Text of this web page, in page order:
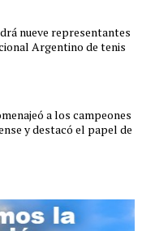
nueve representantes
Argentino de tenis
a los campeones
y destacó el papel de